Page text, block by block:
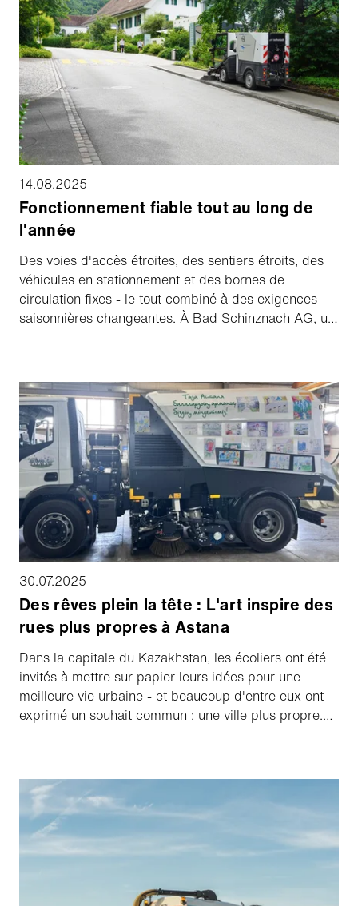
14.08.2025
Fonctionnement fiable tout au long de
l'année
Des voies d'accès étroites, des sentiers étroits, des
véhicules en stationnement et des bornes de
circulation fixes - le tout combiné à des exigences
saisonnières changeantes. À Bad Schinznach AG, un
30.07.2025
Des rêves plein la tête : L'art inspire des
rues plus propres à Astana
Dans la capitale du Kazakhstan, les écoliers ont été
invités à mettre sur papier leurs idées pour une
meilleure vie urbaine - et beaucoup d'entre eux ont
exprimé un souhait commun : une ville plus propre.